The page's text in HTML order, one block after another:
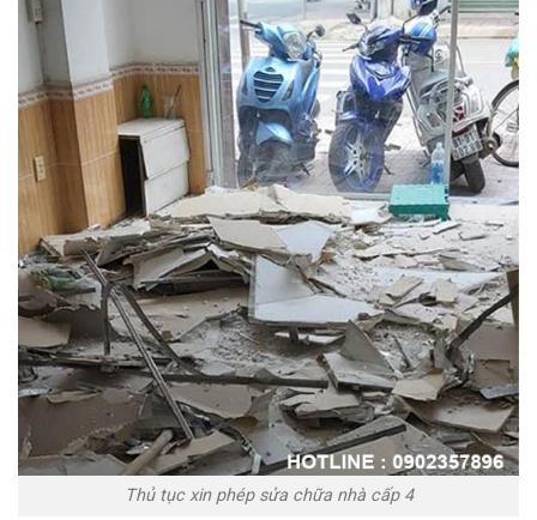
Thủ tục xin phép sửa chữa nhà cấp 4